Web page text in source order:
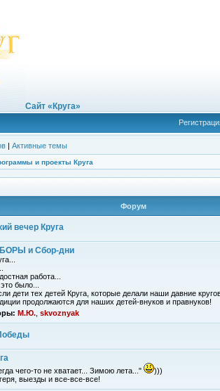
Сайт «Круга»
| Активные темы
и проекты Круга
Форум
вечер Круга
и Сбор-дни
работа...
было...
дети тех детей Круга, которые делали наши давние
продолжаются для наших детей-внуков и правнуков!
М.Ю. skvoznyak
чего-то не хватает... Зимою лета..."
)))
выезды и все-все-все!